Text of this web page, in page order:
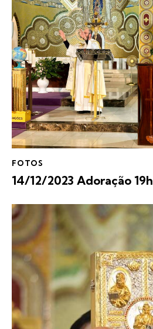
FOTOS
14/12/2023 Adoração 19h